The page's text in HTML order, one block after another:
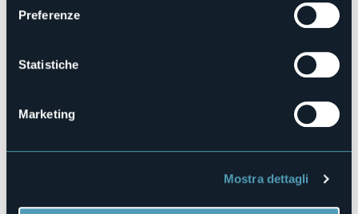
Preferenze
Statistiche
Marketing
Mostra dettagli
Sito web
https://www.facebook.com/prolocobelgirate/?locale=it_IT